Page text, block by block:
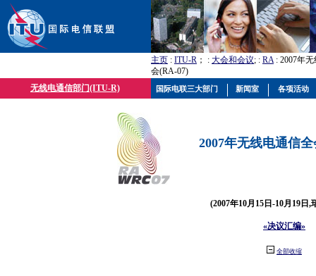
主页 : ITU-R ； : 大会和会议; : RA: 2007年
会(RA-07)
无线电通信部门(ITU-R)
2007年无线电通信
(2007年10月15日-10月19日,
«决议汇编»
全部收缩
国际电联三大部门 新闻室 各项活动